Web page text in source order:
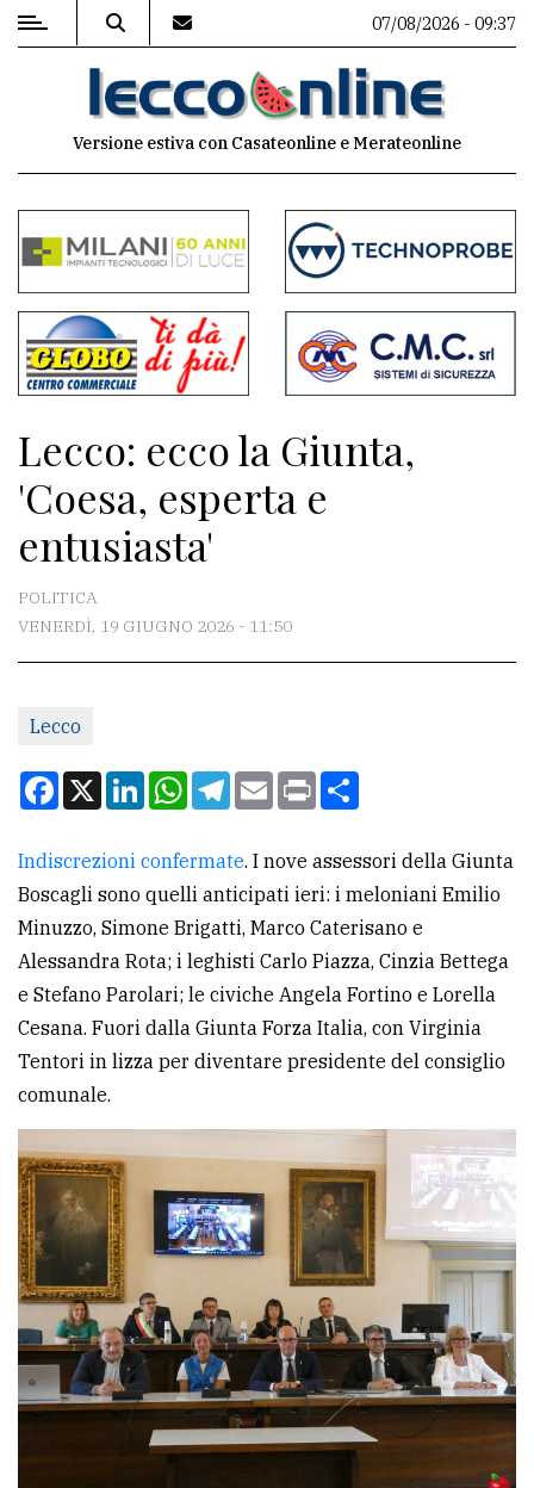
MENU
commenti
Contenuti
del
sito
Meteo
CONTATTI
La
redazione
Per
tua
CERCA
Cerca
per
comune
Ricerca
avanzata
LE
ALTRE
TESTATE
PRIVACY
07/08/2026 - 09:37
Versione estiva con Casateonline e Merateonline
Lecco: ecco la Giunta,
'Coesa, esperta e
entusiasta'
POLITICA
VENERDÌ, 19 GIUGNO 2026 - 11:50
Lecco
Facebook
X LinkedInWhatsApp
Telegram
EmailPrint
Indiscrezioni confermate. I nove assessori della Giunta
Boscagli sono quelli anticipati ieri: i meloniani Emilio
Minuzzo, Simone Brigatti, Marco Caterisano e
Alessandra Rota; i leghisti Carlo Piazza, Cinzia Bettega
e Stefano Parolari; le civiche Angela Fortino e Lorella
Cesana. Fuori dalla Giunta Forza Italia, con Virginia
Tentori in lizza per diventare presidente del consiglio
comunale.